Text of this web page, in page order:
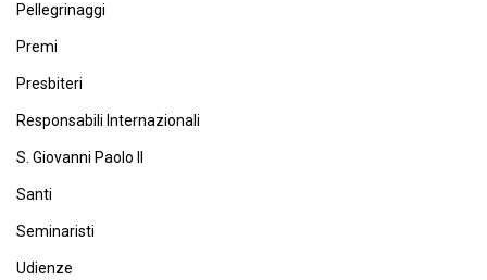
Pellegrinaggi
Premi
Presbiteri
Responsabili Internazionali
S. Giovanni Paolo II
Santi
Seminaristi
Udienze